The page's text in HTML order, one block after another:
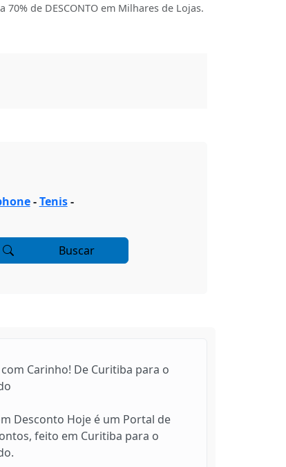
de DESCONTO em Milhares de Lojas.
-Tenis-
Buscar
Carinho! De Curitiba para o
Desconto Hoje é um Portal de
feito em Curitiba para o